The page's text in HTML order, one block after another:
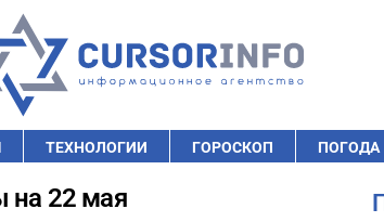
ТЕХНОЛОГИИ ГОРОСКОП ПОГОДА
на 22 мая